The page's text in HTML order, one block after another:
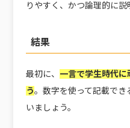
りやすく、かつ論理的に説
結果
最初に、 一言で学生時代に
う。数字を使って記載で
いましょう。